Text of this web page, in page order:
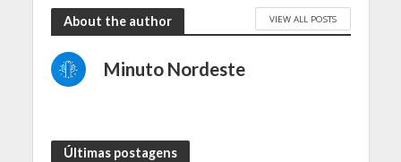
About the author VIEW ALL POSTS
Minuto Nordeste
Últimas postagens